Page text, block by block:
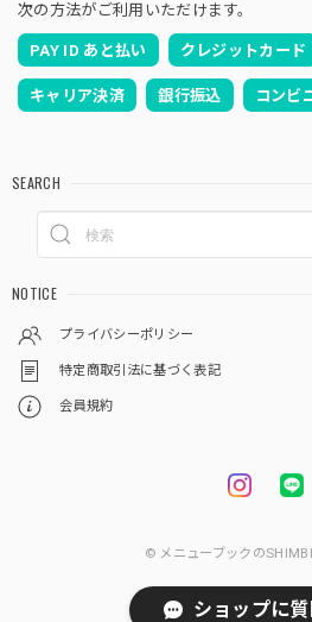
次の方法がご利用いただけます。
PAY ID あと払い クレジットカード
キャリア決済 銀行振込 コンビ
SEARCH
NOTICE
プライバシーポリシー
特定商取引法に基づく表記
会員規約
© メニューブックの
ショップに